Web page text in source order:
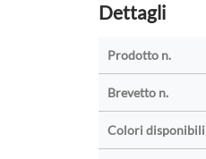
Dettagli
Prodotto n.
Brevetto n.
Colori disponibili